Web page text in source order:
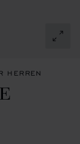
1
GEHEN 2
HERREN